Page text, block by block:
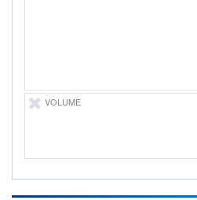
ÉLIGIBILITÉ
Non éligible
VOLUME